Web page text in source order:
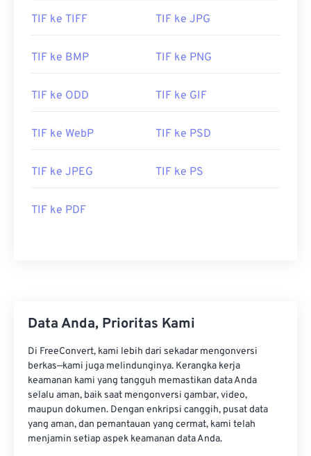
Bagaimana cara membuka berkas
dan Apple Preview
untuk macOS. Program gratis
XnView MP. Anda juga bisa menggunakan
membuka berkas TIFF.
Program alternatif seperti
Adobe Inc.
Rilis Awal:1986
Tautan yang berguna:
https://www.adobe.io/open/standards/TIFF.html
https://www.file-extensions.org/ekstensi-file-tiff
TIF ke TIFF TIF ke JPG
TIF ke BMP TIF ke PNG
TIF ke ODD TIF ke GIF
TIF ke WebP TIF ke PSD
TIF ke JPEG TIF ke PS
TIF ke PDF
Data Anda, Prioritas Kami
Di FreeConvert, kami lebih dari sekadar mengonversi
berkas—kami juga melindunginya. Kerangka kerja
keamanan kami yang tangguh memastikan data Anda
selalu aman, baik saat mengonversi gambar, video,
maupun dokumen. Dengan enkripsi canggih, pusat data
yang aman, dan pemantauan yang cermat, kami telah
menjamin setiap aspek keamanan data Anda.